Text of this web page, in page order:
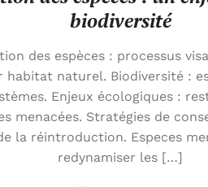
biodiversité
des espèces : processus
habitat naturel. Biodiversité :
Enjeux écologiques :
menacées. Stratégies de
la réintroduction. Especes
redynamiser les […]